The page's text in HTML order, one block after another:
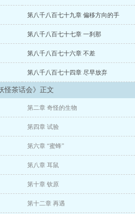
”“嘤嘤”声偶而轻轻响起。
似稚童的笑声，却无端透着几分诡异。
第八千八百七十九章 偏移方向的手
第八千八百七十七章 一刹那
第八千八百七十六章 不差
第八千八百七十四章 尽早放弃
怪茶话会》正文
第二章 奇怪的生物
第四章 试验
第六章 “蜜蜂”
第八章 耳鼠
第十章 钦原
第十二章 再遇